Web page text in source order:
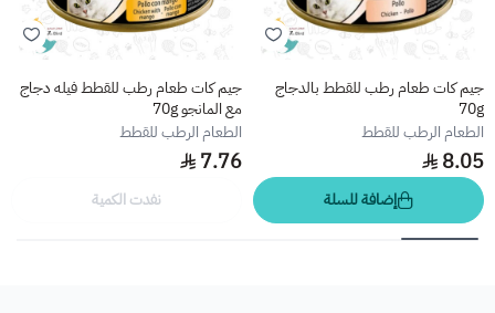
جيم كات طعام رطب للقطط بالدجاج
70g
الطعام الرطب للقطط
8.05
إضافة للسلة
جيم كات طعام رطب للقطط فيله دجاج
مع المانجو 70g
الطعام الرطب للقطط
7.76
نفدت الكمية